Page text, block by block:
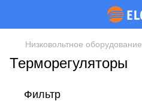
Низковольтное оборудование
Терморегуляторы
Фильтр